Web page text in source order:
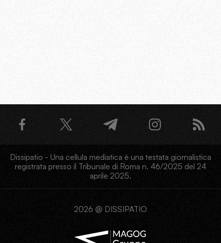
Dissipatio - Una cellula mediatica è una testata giornalistica
registrata presso il Tribunale di Roma n. 46/2025 del 24
aprile 2025.
2026 @ DISSIPATIO